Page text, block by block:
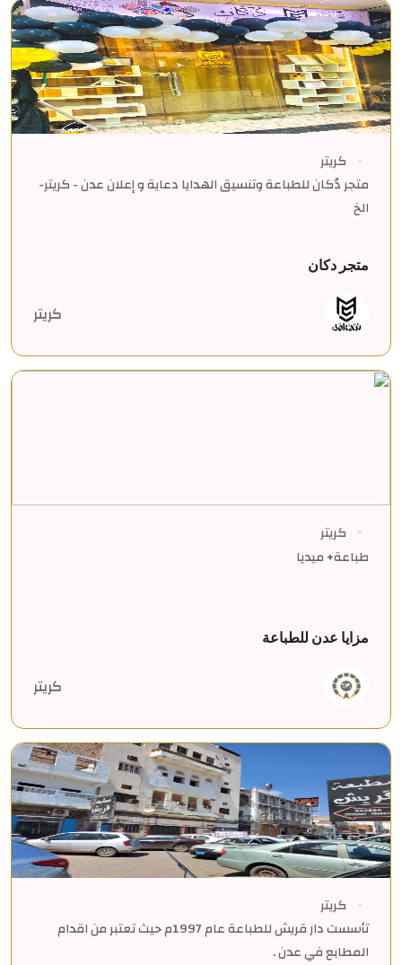
كريتر
متجر دُكان للطباعة وتنسيق الهدايا دعاية و إعلان عدن - كريتر-
الخ
متجر دكان
كريتر
كريتر
طباعة+ ميديا
مزايا عدن للطباعة
كريتر
كريتر
تأسست دار قريش للطباعة عام 1997م حيث تعتبر من اقدام
المطابع في عدن .